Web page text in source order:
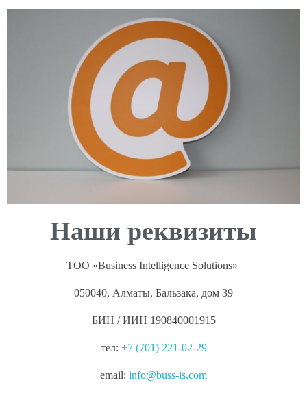
Наши реквизиты
ТОО «Business Intelligence Solutions»
050040, Алматы, Бальзака, дом 39
БИН / ИИН 190840001915
тел: +7 (701) 221-02-29
email: info@buss-is.com